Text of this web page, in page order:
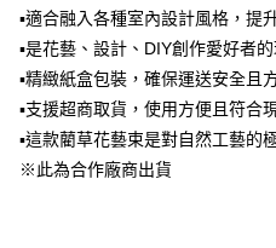
2.透過簡訊連結打開帳單後，可選擇
帳／街口支付／iPASS MONEY」等通
【注意事項】
1.本服務係由「台灣大哥大股份有限
用戶於交易時，得透過本服務購買商
買賣價金債權讓與本公司後，依約使
2.基於同意付款使用「大哥付你分期
▪適合融入各種室內設計風格，提
▪是花藝、設計、DIY創作愛好者的
▪精緻紙盒包裝，確保運送安全且
▪支援超商取貨，使用方便且符合
▪這款藺草花藝束是對自然工藝的
※此為合作廠商出貨